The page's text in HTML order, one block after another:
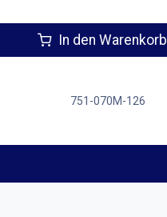
In den Warenkorb
751-070M-126